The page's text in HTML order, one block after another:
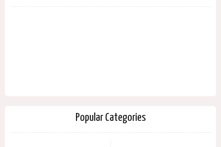
Popular Categories